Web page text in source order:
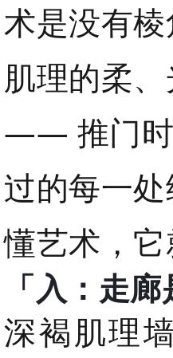
术是没有
肌理的柔
—— 推门时
过的每一
懂艺术，
「入：走
深褐肌理